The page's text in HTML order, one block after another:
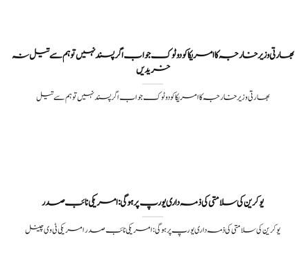
بھارتی وزیر خارجہ کا امریکا کو دوٹوک جواب اگر پسند نہیں تو ہم سے تیل نہ
خریدیں
بھارتی وزیر خارجہ کا امریکا کو دوٹوک جواب اگر پسند نہیں تو ہم سے تیل
یوکرین کی سلامتی کی ذمہ داری یورپ پر ہوگی:امریکی نائب صدر
یوکرین کی سلامتی کی ذمہ داری یورپ پر ہوگی:امریکی نائب صدر امریکی ٹی وی چینل